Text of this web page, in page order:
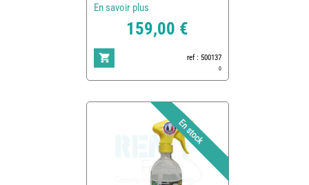
En savoir plus
159,00 €
ref : 500137
0